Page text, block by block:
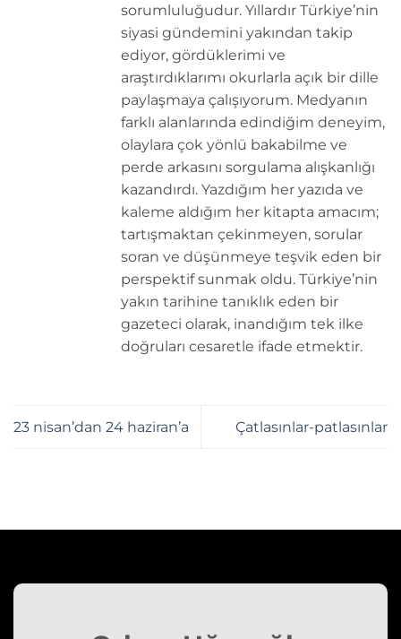
sorumluluğudur. Yıllardır Türkiye’nin
siyasi gündemini yakından takip
ediyor, gördüklerimi ve
araştırdıklarımı okurlarla açık bir dille
paylaşmaya çalışıyorum. Medyanın
farklı alanlarında edindiğim deneyim,
olaylara çok yönlü bakabilme ve
perde arkasını sorgulama alışkanlığı
kazandırdı. Yazdığım her yazıda ve
kaleme aldığım her kitapta amacım;
tartışmaktan çekinmeyen, sorular
soran ve düşünmeye teşvik eden bir
perspektif sunmak oldu. Türkiye’nin
yakın tarihine tanıklık eden bir
gazeteci olarak, inandığım tek ilke
doğruları cesaretle ifade etmektir.
23 nisan’dan 24 haziran’a Çatlasınlar-patlasınlar